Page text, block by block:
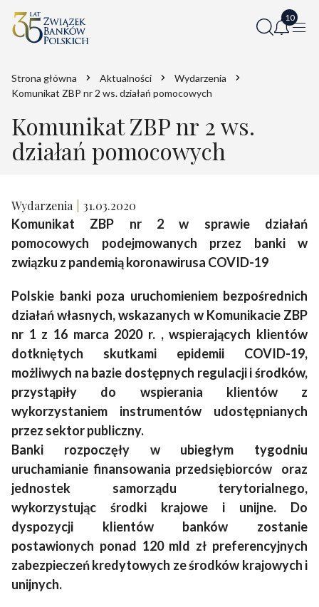
Strona główna Aktualności
Wydarzenia
Komunikat ZBP nr 2 ws. działań pomocowych
Komunikat ZBP nr 2 ws.
działań pomocowych
Wydarzenia 31.03.2020
Komunikat ZBP nr 2 w sprawie działań
pomocowych podejmowanych przez banki w
związku z pandemią koronawirusa COVID-19
Polskie banki poza uruchomieniem bezpośrednich
działań własnych, wskazanych w Komunikacie ZBP
nr 1 z 16 marca 2020 r. , wspierających klientów
dotkniętych skutkami epidemii COVID-19,
możliwych na bazie dostępnych regulacji i środków,
przystąpiły do wspierania klientów z
wykorzystaniem instrumentów udostępnianych
przez sektor publiczny.
Banki rozpoczęły w ubiegłym tygodniu
uruchamianie finansowania przedsiębiorców oraz
jednostek samorządu terytorialnego,
wykorzystując środki krajowe i unijne. Do
dyspozycji klientów banków zostanie
postawionych ponad 120 mld zł preferencyjnych
zabezpieczeń kredytowych ze środków krajowych i
unijnych.